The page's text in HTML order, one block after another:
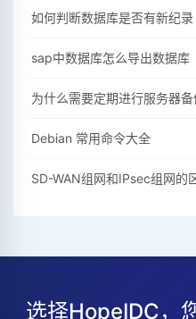
如何判断数据库是否有新纪录
sap中数据库怎么导出数据库
为什么需要定期进行服务器备
Debian 常用命令大全
SD-WAN组网和IPsec组网的
选择HopeIDC，